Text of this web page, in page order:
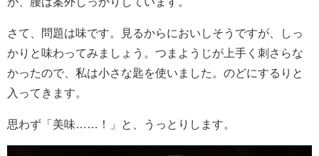
さて、問題は味です。見るからにおいしそうですが、しっ
かりと味わってみましょう。つまようじが上手く刺さらな
かったので、私は小さな匙を使いました。のどにするりと
入ってきます。
思わず「美味……！」と、うっとりします。